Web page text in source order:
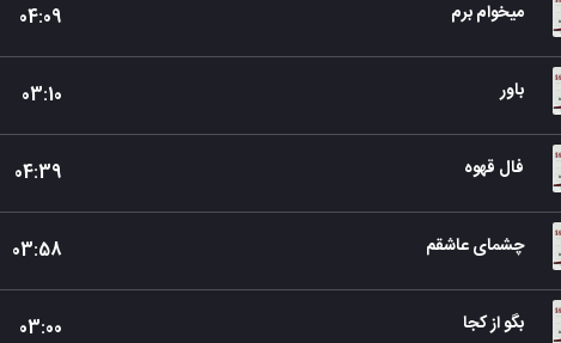
میخوام برم 04:09
باور 03:10
فال قهوه 04:39
چشمای عاشقم 03:58
بگو از کجا 03:00